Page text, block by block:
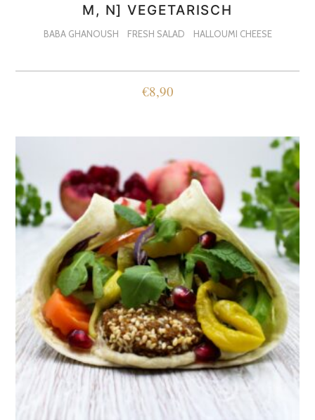
M, N] VEGETARISCH
BABA GHANOUSH FRESH SALAD HALLOUMI CHEESE
€8,90